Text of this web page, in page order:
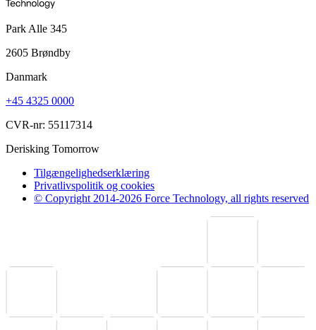
Park Alle 345
2605 Brøndby
Danmark
+45 4325 0000
CVR-nr: 55117314
Derisking Tomorrow
Tilgængelighedserklæring
Privatlivspolitik og cookies
© Copyright 2014-2026 Force Technology, all rights reserved